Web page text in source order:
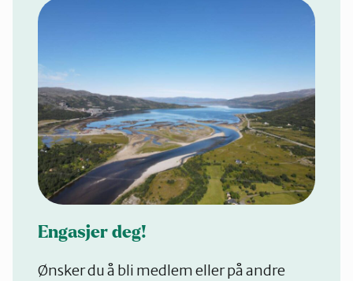
Engasjer deg!
Ønsker du å bli medlem eller på andre